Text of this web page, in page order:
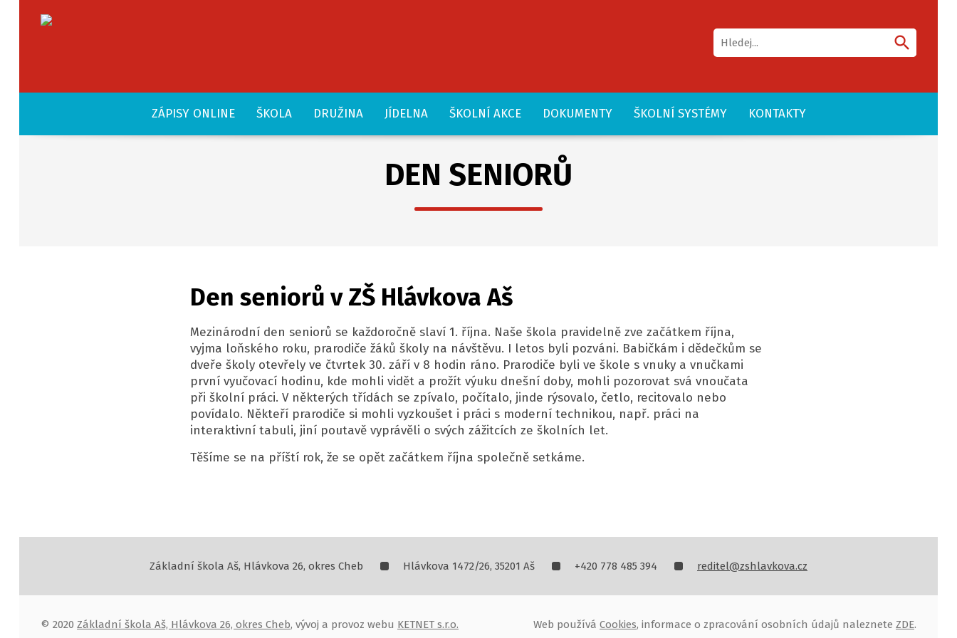
search
ZÁPISY ONLINE ŠKOLA DRUŽINA JÍDELNA ŠKOLNÍ AKCE DOKUMENTY ŠKOLNÍ SYSTÉMY KONTAKTY
DEN SENIORŮ
Den seniorů v ZŠ Hlávkova Aš
Mezinárodní den seniorů se každoročně slaví 1. října. Naše škola pravidelně zve začátkem října,
vyjma loňského roku, prarodiče žáků školy na návštěvu. I letos byli pozváni. Babičkám i dědečkům se
dveře školy otevřely ve čtvrtek 30. září v 8 hodin ráno. Prarodiče byli ve škole s vnuky a vnučkami
první vyučovací hodinu, kde mohli vidět a prožít výuku dnešní doby, mohli pozorovat svá vnoučata
při školní práci. V některých třídách se zpívalo, počítalo, jinde rýsovalo, četlo, recitovalo nebo
povídalo. Někteří prarodiče si mohli vyzkoušet i práci s moderní technikou, např. práci na
interaktivní tabuli, jiní poutavě vyprávěli o svých zážitcích ze školních let.
Těšíme se na příští rok, že se opět začátkem října společně setkáme.
Základní škola Aš, Hlávkova 26, okres Cheb Hlávkova 1472/26, 35201 Aš +420 778 485 394 reditel@zshlavkova.cz
© 2020 Základní škola Aš, Hlávkova 26, okres Cheb, vývoj a provoz webu KETNET s.r.o. Web používá Cookies, informace o zpracování osobních údajů naleznete ZDE.